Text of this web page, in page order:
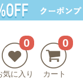
0
気に入り
0
カート